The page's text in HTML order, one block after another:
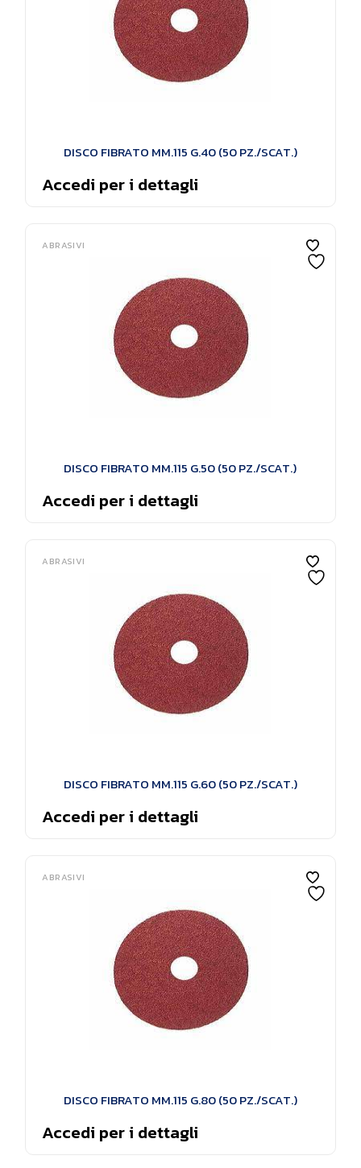
DISCO FIBRATO MM.115 G.40 (50 PZ./SCAT.)
Accedi per i dettagli
ABRASIVI
DISCO FIBRATO MM.115 G.50 (50 PZ./SCAT.)
Accedi per i dettagli
ABRASIVI
DISCO FIBRATO MM.115 G.60 (50 PZ./SCAT.)
Accedi per i dettagli
ABRASIVI
DISCO FIBRATO MM.115 G.80 (50 PZ./SCAT.)
Accedi per i dettagli